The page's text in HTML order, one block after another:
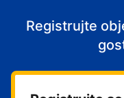
Registrujte